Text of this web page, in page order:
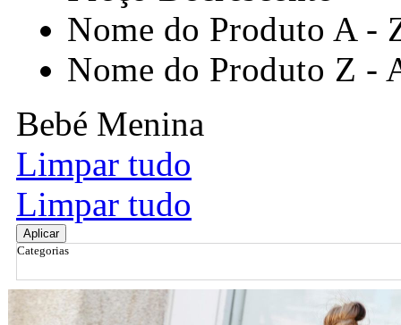
Nome do Produto A -
Nome do Produto Z -
Bebé Menina
Limpar tudo
Limpar tudo
Aplicar
Categorias
Ordenar por
Relevância